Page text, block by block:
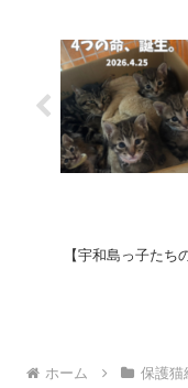
【宇和島っ子たち
ホーム 保護猫